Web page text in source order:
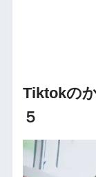
Tiktokの
５